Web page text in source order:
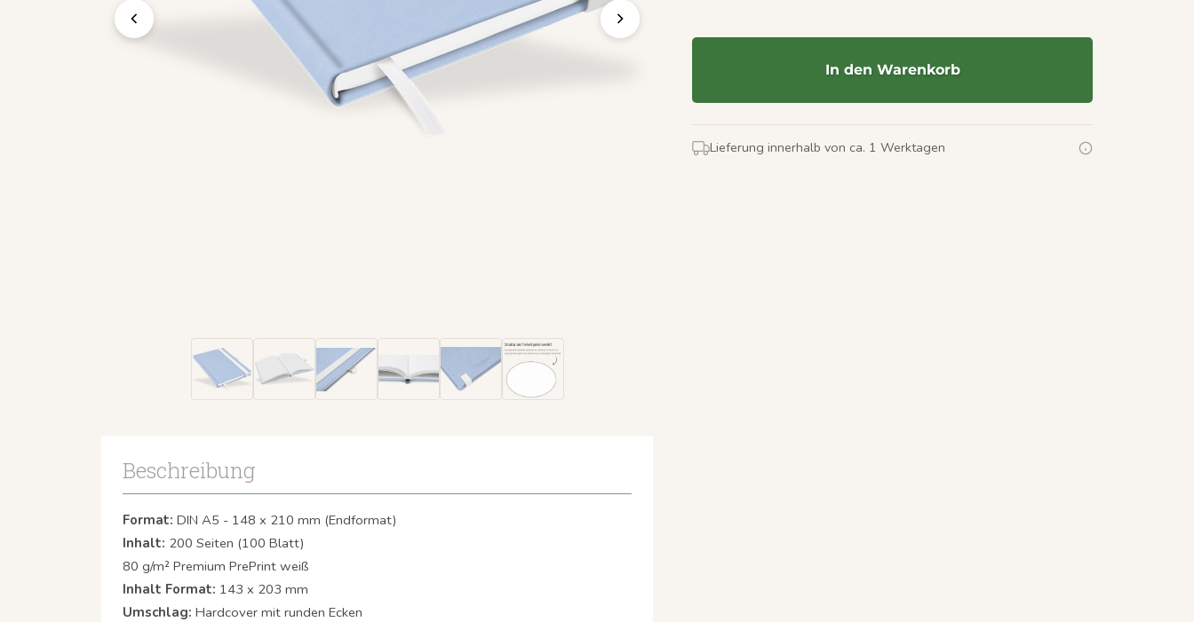
Beschreibung
Format: DIN A5 - 148 x 210 mm (Endformat)
Inhalt: 200 Seiten (100 Blatt)
80 g/m² Premium PrePrint weiß
Inhalt Format: 143 x 203 mm
Umschlag: Hardcover mit runden Ecken
In den Warenkorb
Lieferung innerhalb von ca. 1 Werktagen